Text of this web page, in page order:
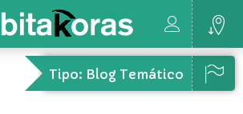
Tipo: Blog Temático